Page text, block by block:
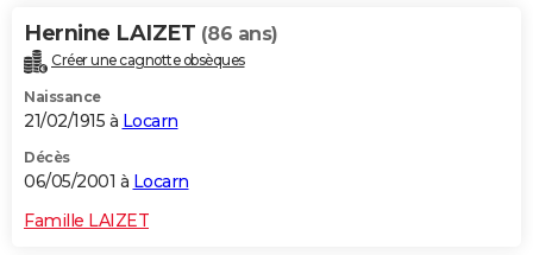
Hernine LAIZET (86 ans)
Créer une cagnotte obsèques
Naissance
21/02/1915 à Locarn
Décès
06/05/2001 à Locarn
Famille LAIZET